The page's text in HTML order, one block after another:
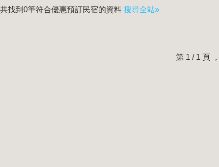
共找到0筆符合優惠預訂民宿的資料 搜尋全站»
第 1 / 1